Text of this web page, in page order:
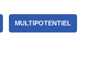
MULTIPOTENTIEL